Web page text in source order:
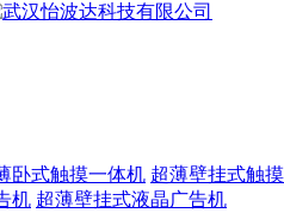
卧式触摸一体机 超薄壁挂式触摸
机 超薄壁挂式液晶广告机